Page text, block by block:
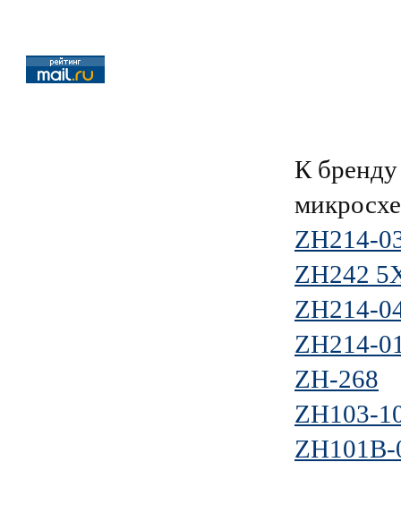
К
ZH214-
ZH242
ZH214-
ZH214-
ZH-268
ZH103-
ZH101B-